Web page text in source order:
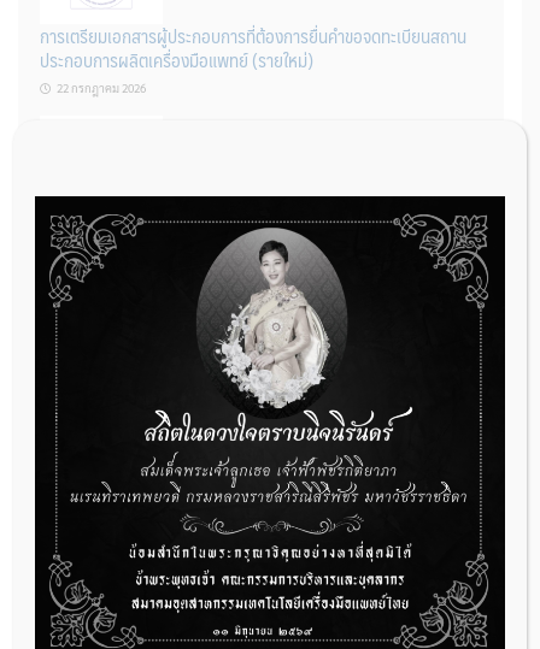
การเตรียมเอกสารผู้ประกอบการที่ต้องการยื่นคำขอจดทะเบียนสถาน
ประกอบการผลิตเครื่องมือแพทย์ (รายใหม่)
22 กรกฎาคม 2026
ผู้ประกอบการผลิต และ นักวิจัย ที่ต้องการขึ้นทะเบียนเครื่องมือแพทย์
ต้องทำอย่างไรบ้าง
22 กรกฎาคม 2026
กองควบคุมเครื่องมือแพทย์ เปิดรับฟังความคิดเห็นหลักการยกร่าง
กฎหมาย จำนวน 3 ฉบับ ผ่านระบบกลางทางกฎหมาย
22 กรกฎาคม 2026
การโฆษณาเครื่องมือแพทย์แบบใดที่ได้รับการยกเว้นไม่ต้องขออนุญาต
14 กรกฎาคม 2026